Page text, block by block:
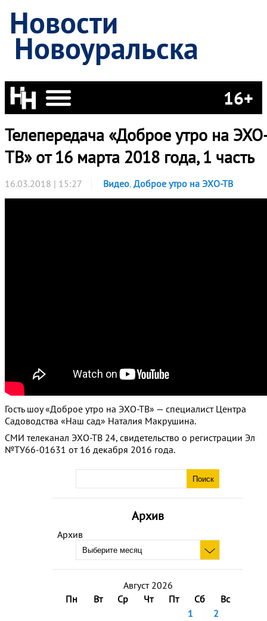
Новости
Новоуральска
16+
Архив
Архив
Август 2026
Пн
Вт Ср Чт Пт Сб
Вс
1
2
Телепередача «Доброе утро на
ТВ» от 16 марта 2018 года, 1 часть
16.03.2018 | 15:27 Видео, Доброе утро на ЭХО-ТВ
Гость шоу «Доброе утро на ЭХО-ТВ» — специалист Центра
Садоводства «Наш сад» Наталия Макрушина.
СМИ телеканал ЭХО-ТВ 24, свидетельство о регистрации Эл
№ТУ66-01631 от 16 декабря 2016 года.